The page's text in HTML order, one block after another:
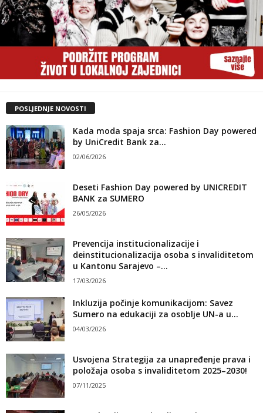
POSLJEDNJE NOVOSTI
Kada moda spaja srca: Fashion Day powered
by UniCredit Bank za...
02/06/2026
Deseti Fashion Day powered by UNICREDIT
BANK za SUMERO
26/05/2026
Prevencija institucionalizacije i
deinstitucionalizacija osoba s invaliditetom
u Kantonu Sarajevo –...
17/03/2026
Inkluzija počinje komunikacijom: Savez
Sumero na edukaciji za osoblje UN-a u...
04/03/2026
Usvojena Strategija za unapređenje prava i
položaja osoba s invaliditetom 2025–2030!
07/11/2025